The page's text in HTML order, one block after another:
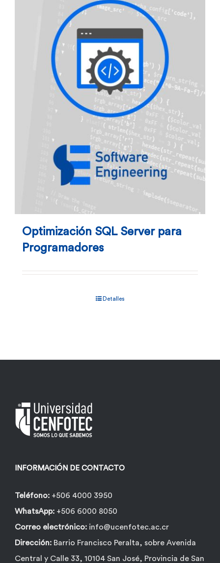
Optimización SQL Server para
Programadores
Detalles
INFORMACIÓN DE CONTACTO
Teléfono: +506 4000 3950
WhatsApp: +506 6000 8050
Correo electrónico: info@ucenfotec.ac.cr
Dirección: Barrio Francisco Peralta, sobre Avenida
Central y Calle 33, 10104 San José, Provincia de San